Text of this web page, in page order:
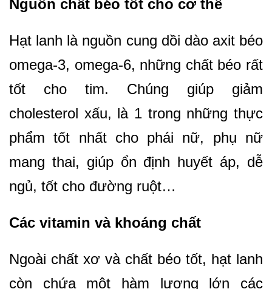
Nguồn chất béo tốt cho cơ thể
Hạt lanh là nguồn cung dồi dào axit béo
omega-3, omega-6, những chất béo rất
tốt cho tim. Chúng giúp giảm
cholesterol xấu, là 1 trong những thực
phẩm tốt nhất cho phái nữ, phụ nữ
mang thai, giúp ổn định huyết áp, dễ
ngủ, tốt cho đường ruột…
Các vitamin và khoáng chất
Ngoài chất xơ và chất béo tốt, hạt lanh
còn chứa một hàm lượng lớn các